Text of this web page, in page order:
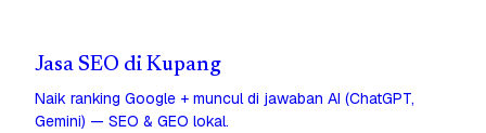
Jasa SEO di Kupang
Naik ranking Google + muncul di jawaban AI (ChatGPT,
Gemini) — SEO & GEO lokal.